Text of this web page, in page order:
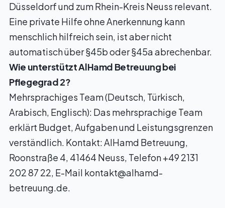
Düsseldorf und zum Rhein-Kreis Neuss relevant.
Eine private Hilfe ohne Anerkennung kann
menschlich hilfreich sein, ist aber nicht
automatisch über §45b oder §45a abrechenbar.
Wie unterstützt AlHamd Betreuung bei
Pflegegrad 2?
Mehrsprachiges Team (Deutsch, Türkisch,
Arabisch, Englisch): Das mehrsprachige Team
erklärt Budget, Aufgaben und Leistungsgrenzen
verständlich. Kontakt: AlHamd Betreuung,
Roonstraße 4, 41464 Neuss, Telefon +49 2131
202 87 22, E-Mail kontakt@alhamd-
betreuung.de